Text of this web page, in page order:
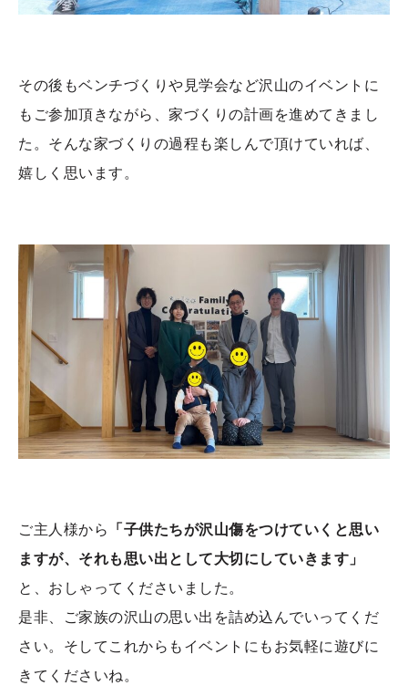
その後もベンチづくりや見学会など沢山のイベントに
もご参加頂きながら、家づくりの計画を進めてきまし
た。そんな家づくりの過程も楽しんで頂けていれば、
嬉しく思います。
ご主人様から
「子供たちが沢山傷をつけていくと思い
ますが、それも思い出として大切にしていきます」
と、おしゃってくださいました。
是非、ご家族の沢山の思い出を詰め込んでいってくだ
さい。そしてこれからもイベントにもお気軽に遊びに
きてくださいね。